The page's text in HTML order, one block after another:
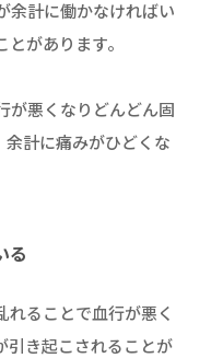
余計に働かなければい
があります。
が悪くなりどんどん固
余計に痛みがひどくな
る
れることで血行が悪く
引き起こされることが